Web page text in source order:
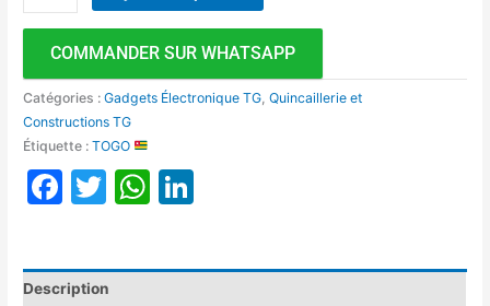
COMMANDER SUR WHATSAPP
Catégories :Gadgets Électronique TG ,Quincaillerie et
Constructions TG
Étiquette :TOGO
Facebook
TwitterWhatsApp
Description